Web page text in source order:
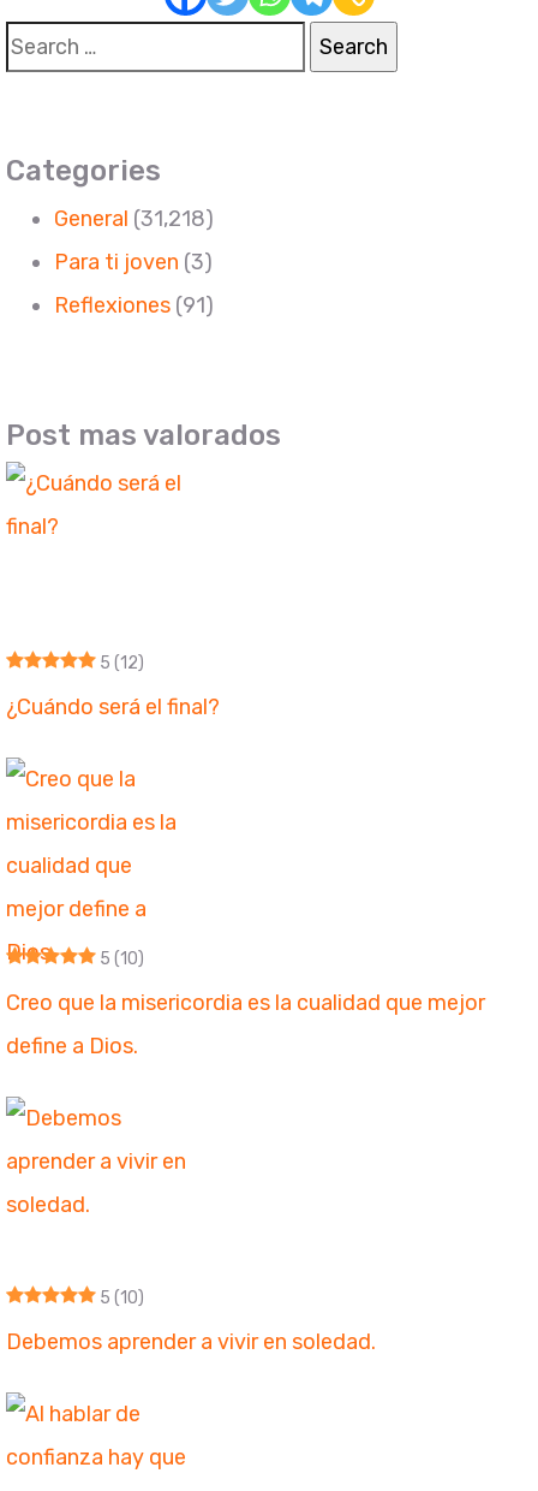
Search
Categories
General (31,218)
Para ti joven (3)
Reflexiones (91)
Post mas valorados
5 (12)
¿Cuándo será el final?
5 (10)
Creo que la misericordia es la cualidad que mejor
define a Dios.
5 (10)
Debemos aprender a vivir en soledad.